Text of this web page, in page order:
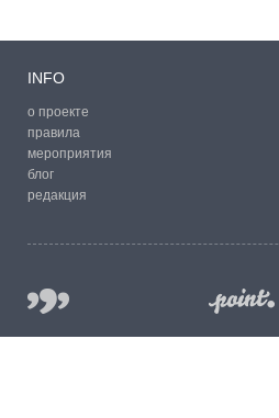
INFO
о проекте
правила
мероприятия
блог
редакция